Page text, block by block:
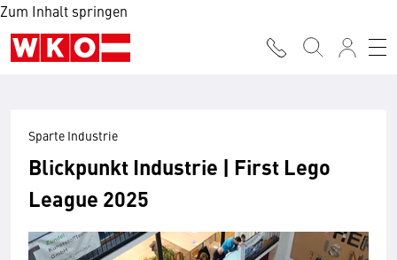
Zum Inhalt springen
Sparte Industrie
Blickpunkt Industrie | First Lego
League 2025